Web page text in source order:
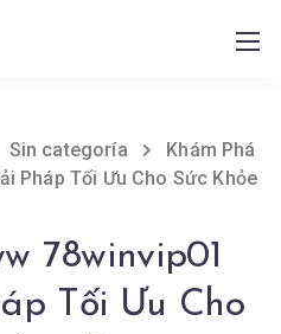
Sin categoría
Khám Phá
Pháp Tối Ưu Cho Sức Khỏe
78winvip01
Tối Ưu Cho